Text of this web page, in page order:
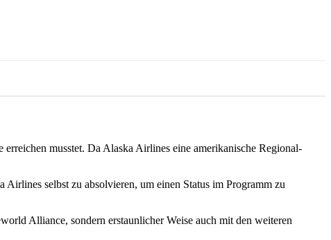
musstet. Da Alaska Airlines eine amerikanische Regional-
selbst zu absolvieren, um einen Status im Programm zu
Alliance, sondern erstaunlicher Weise auch mit den weiteren